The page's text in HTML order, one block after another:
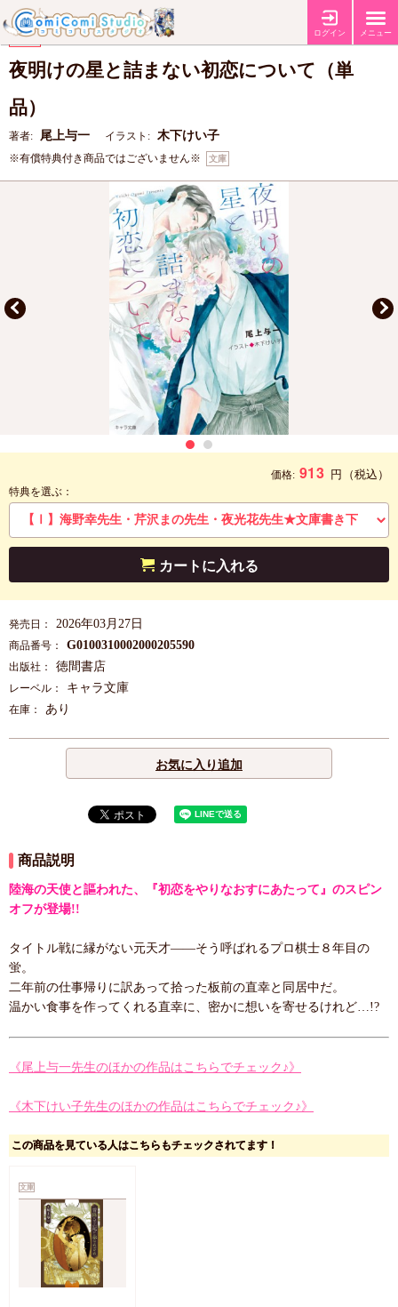
ログイン メニュー
特典 【コミコミ特典書き下ろしSS小冊子】
フェア 【キャラBIRTHDAY FAIR2026】
夜明けの星と詰まない初恋について（単
品）
著者: 尾上与一 イラスト: 木下けい子
※有償特典付き商品ではございません※ 文庫
価格: 913 円 （税込）
特典を選ぶ：
カートに入れる
発売日： 2026年03月27日
商品番号： G0100310002000205590
出版社： 徳間書店
レーベル： キャラ文庫
在庫： あり
お気に入り追加
商品説明
陸海の天使と謳われた、『初恋をやりなおすにあたって』のスピン
オフが登場!!
タイトル戦に縁がない元天才――そう呼ばれるプロ棋士８年目の
蛍。
二年前の仕事帰りに訳あって拾った板前の直幸と同居中だ。
温かい食事を作ってくれる直幸に、密かに想いを寄せるけれど…!?
《尾上与一先生のほかの作品はこちらでチェック♪》
《木下けい子先生のほかの作品はこちらでチェック♪》
この商品を見ている人はこちらもチェックされてます！
文庫